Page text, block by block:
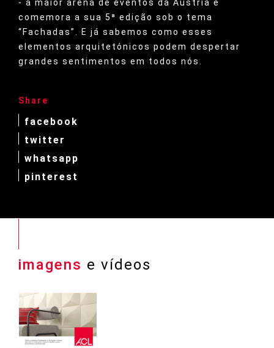
- a maior arena de eventos da Áustria e
comemora a sua 5ª edição sob o tema
“Fachadas”. E já sabemos como esses
elementos arquitetónicos podem despertar
grandes sentimentos em todos nós.
Share
facebook
twitter
whatsapp
pinterest
imagens e vídeos